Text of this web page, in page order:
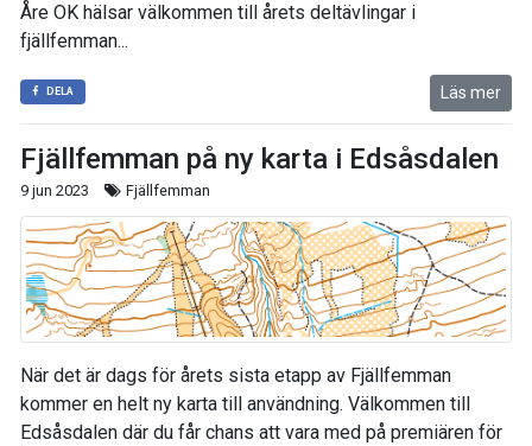
Åre OK hälsar välkommen till årets deltävlingar i
fjällfemman...
DELA Läs mer
Fjällfemman på ny karta i Edsåsdalen
9 jun 2023 Fjällfemman
När det är dags för årets sista etapp av Fjällfemman
kommer en helt ny karta till användning. Välkommen till
Edsåsdalen där du får chans att vara med på premiären för